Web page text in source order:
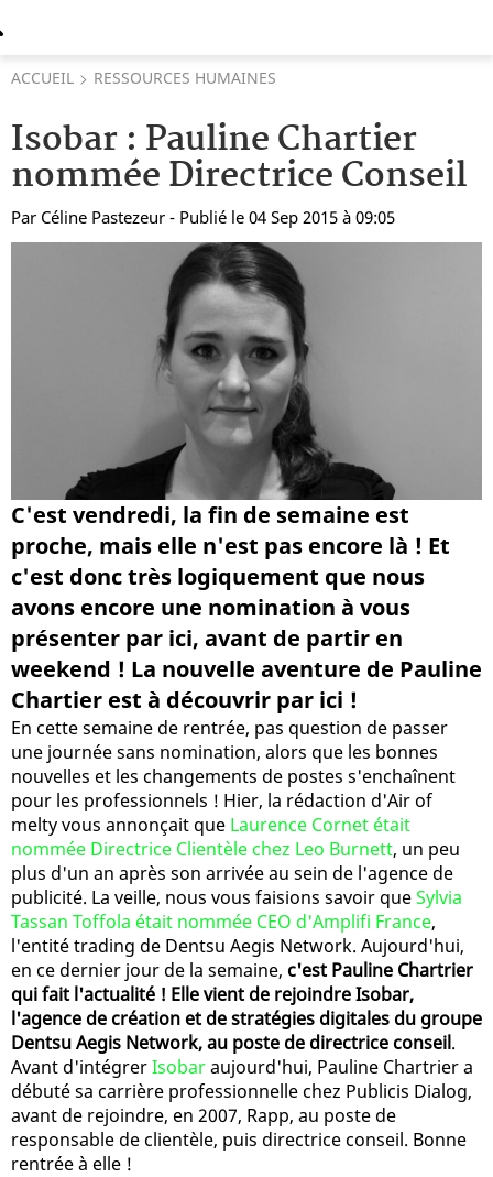
ACCUEIL RESSOURCES HUMAINES
Isobar : Pauline Chartier
nommée Directrice Conseil
Par Céline Pastezeur - Publié le 04 Sep 2015 à 09:05
C'est vendredi, la fin de semaine est
proche, mais elle n'est pas encore là ! Et
c'est donc très logiquement que nous
avons encore une nomination à vous
présenter par ici, avant de partir en
weekend ! La nouvelle aventure de Pauline
Chartier est à découvrir par ici !
En cette semaine de rentrée, pas question de passer
une journée sans nomination, alors que les bonnes
nouvelles et les changements de postes s'enchaînent
pour les professionnels ! Hier, la rédaction d'Air of
melty vous annonçait que Laurence Cornet était
nommée Directrice Clientèle chez Leo Burnett, un peu
plus d'un an après son arrivée au sein de l'agence de
publicité. La veille, nous vous faisions savoir queSylvia
Tassan Toffola était nommée CEO d'Amplifi France,
l'entité trading de Dentsu Aegis Network. Aujourd'hui,
en ce dernier jour de la semaine, c'est Pauline Chartrier
qui fait l'actualité ! Elle vient de rejoindre Isobar,
l'agence de création et de stratégies digitales du groupe
Dentsu Aegis Network, au poste de directrice conseil.
Avant d'intégrerIsobaraujourd'hui, Pauline Chartrier a
débuté sa carrière professionnelle chez Publicis Dialog,
avant de rejoindre, en 2007, Rapp, au poste de
responsable de clientèle, puis directrice conseil. Bonne
rentrée à elle !